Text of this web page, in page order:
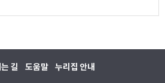
길 도움말 누리집 안내